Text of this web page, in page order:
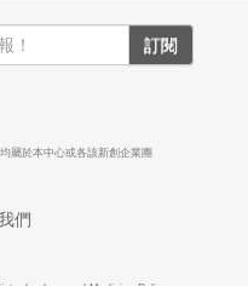
訂閱
屬於本中心或各該新創企業團
們